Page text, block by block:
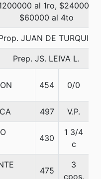
al 1ro, $240000
$60000 al 4to
JUAN DE TURQUIA
Prep. JS. LEIVA L.
454 0/0
497 V.P.
430
1 3/4
c
475
3
cpos.